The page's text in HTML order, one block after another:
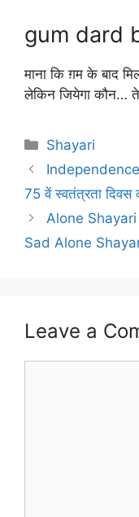
gum dard
माना कि ग़म के बाद
लेकिन जियेगा कौन…
Categories
Shayari
75 वें स्वतंत्रता दिवस
Alone
Sad Alone
Leave a